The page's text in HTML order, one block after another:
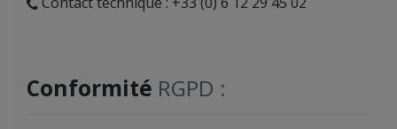
Conformité RGPD :